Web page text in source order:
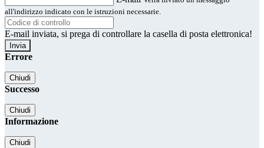
all'indirizzo indicato con le istruzioni necessarie.
E-mail inviata, si prega di controllare la casella di posta elettronica!
Errore
Chiudi
Successo
Chiudi
Informazione
Chiudi